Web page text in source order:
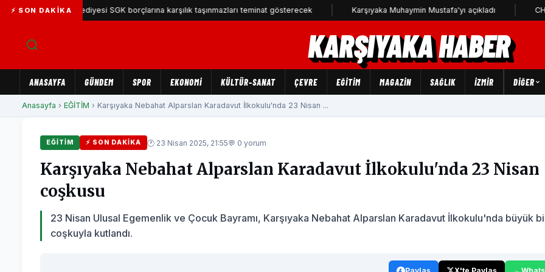
⚡ SON DAKIKA
Belediyesi SGK borçlarına karşılık taşınmazları teminat gösterecek Karşıyaka Muhaymin Mustafa'yı açıkladı CHP
KARŞIYAKA HABER
ANASAYFA GÜNDEM SPOR EKONOMİ KÜLTÜR-SANAT ÇEVRE EĞİTİM MAGAZİN SAĞLIK İZMİR DIĞER
Anasayfa › EĞİTİM › Karşıyaka Nebahat Alparslan Karadavut İlkokulu'nda 23 Nisan ...
EĞİTİM ⚡ SON DAKIKA 🕐 23 Nisan 2025, 21:55💬 0 yorum
Karşıyaka Nebahat Alparslan Karadavut İlkokulu'nda 23 Nisan
coşkusu
23 Nisan Ulusal Egemenlik ve Çocuk Bayramı, Karşıyaka Nebahat Alparslan Karadavut İlkokulu'nda büyük
coşkuyla kutlandı.